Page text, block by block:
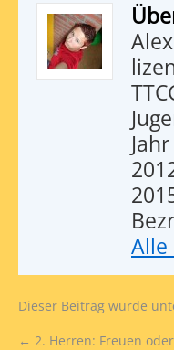
Alle
Dieser Beitrag wurde
← 2. Herren: Freuen